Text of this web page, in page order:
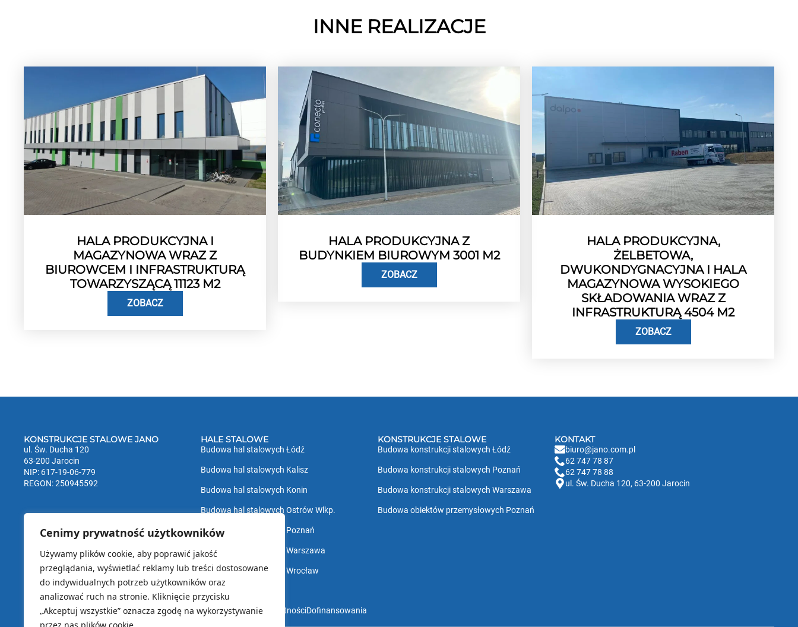
Cenimy prywatność użytkowników
Używamy plików cookie, aby poprawić jakość
przeglądania, wyświetlać reklamy lub treści dostosowane
do indywidualnych potrzeb użytkowników oraz
analizować ruch na stronie. Kliknięcie przycisku
„Akceptuj wszystkie” oznacza zgodę na wykorzystywanie
INNE REALIZACJE
HALA PRODUKCYJNA I
MAGAZYNOWA WRAZ Z
BIUROWCEM I INFRASTRUKTURĄ
TOWARZYSZĄCĄ 11123 M2
ZOBACZ
HALA PRODUKCYJNA Z
BUDYNKIEM BIUROWYM 3001 M2
ZOBACZ
HALA PRODUKCYJNA,
ŻELBETOWA,
DWUKONDYGNACYJNA I HALA
MAGAZYNOWA WYSOKIEGO
SKŁADOWANIA WRAZ Z
INFRASTRUKTURĄ 4504 M2
ZOBACZ
KONSTRUKCJE STALOWE JANO
ul. Św. Ducha 120
63-200 Jarocin
NIP: 617-19-06-779
REGON: 250945592
HALE STALOWE
Budowa hal stalowych Łódź
Budowa hal stalowych Kalisz
Budowa hal stalowych Konin
Budowa hal stalowych Ostrów Wlkp.
Budowa hal stalowych Poznań
Budowa hal stalowych Warszawa
Budowa hal stalowych Wrocław
KONSTRUKCJE STALOWE
Budowa konstrukcji stalowych Łódź
Budowa konstrukcji stalowych Poznań
Budowa konstrukcji stalowych Warszawa
Budowa obiektów przemysłowych Poznań
KONTAKT
biuro@jano.com.pl
62 747 78 87
62 747 78 88
ul. Św. Ducha 120, 63-200 Jarocin
O firmieHale staloweOfertaReferencjeRealizacjeKontaktPolityka PrywatnościDofinansowania